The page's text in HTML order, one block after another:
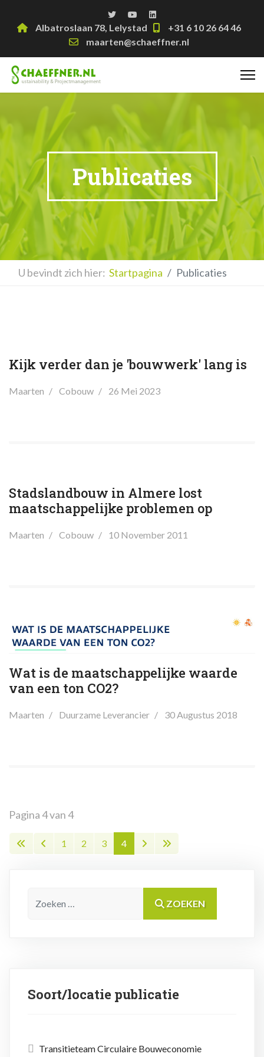
Albatroslaan 78, Lelystad
+31 6 10 26 64 46
maarten@schaeffner.nl
Publicaties
U bevindt zich hier: Startpagina Publicaties
Kijk verder dan je 'bouwwerk' lang is
Maarten Cobouw 26 Mei 2023
Stadslandbouw in Almere lost
maatschappelijke problemen op
Maarten Cobouw 10 November 2011
Wat is de maatschappelijke waarde
van een ton CO2?
Maarten Duurzame Leverancier 30 Augustus 2018
Pagina 4 van 4
1 2 3 4
ZOEKEN
Soort/locatie publicatie
Transitieteam Circulaire Bouweconomie